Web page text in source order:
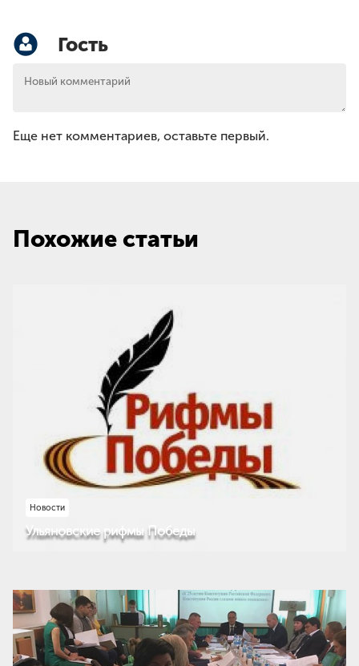
Гость
Еще нет комментариев, оставьте первый.
Похожие статьи
Новости
Ульяновские рифмы Победы